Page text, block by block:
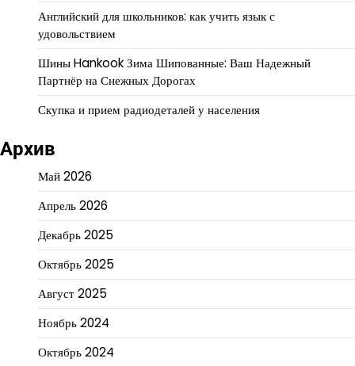
Английский для школьников: как учить язык с
удовольствием
Шины Hankook Зима Шипованные: Ваш Надежный
Партнёр на Снежных Дорогах
Скупка и прием радиодеталей у населения
Архив
Май 2026
Апрель 2026
Декабрь 2025
Октябрь 2025
Август 2025
Ноябрь 2024
Октябрь 2024